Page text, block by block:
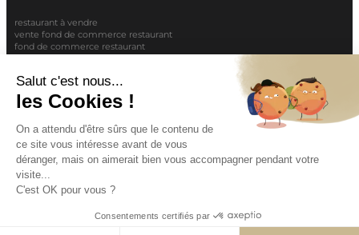
restaurant à vendre
vente fond de commerce restaurant
fond de commerce restaurant
vente de fond de commerce restaurant
acheter restaurant
restaurant vendre
COPYRIGHT © 2026